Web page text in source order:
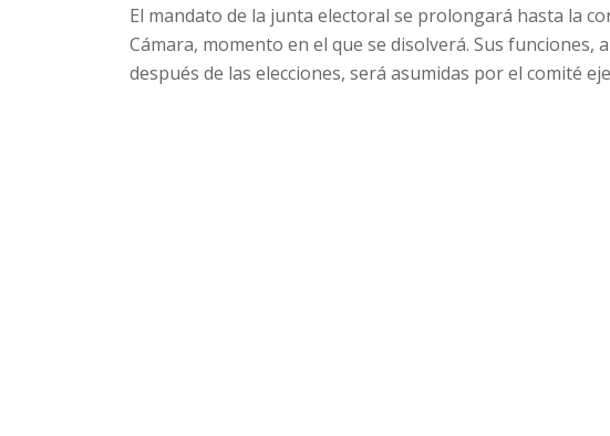
El mandato de la junta electoral se prolongará hasta la
Cámara, momento en el que se disolverá. Sus funciones,
después de las elecciones, será asumidas por el comité